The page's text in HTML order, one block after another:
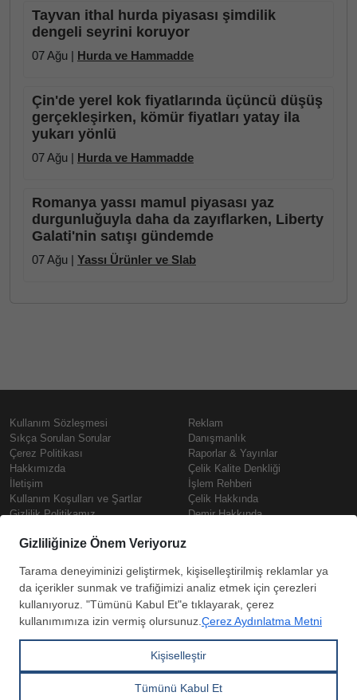
Tayvan ithal hurda piyasası şimdilik
dengeli seyrini koruyor
07 Ağu | Hurda ve Hammadde
Çin'de yerel kok fiyatlarında üçüncü düşüş
gerçekleşirken, kömür fiyatları yatay ila
yukarı yönlü
07 Ağu | Hurda ve Hammadde
Romanya yassı mamul piyasası yaz
durgunluğuyla daha da zayıflarken, Liberty
Galati'nin satışı gündemde
07 Ağu | Yassı Ürünler ve Slab
Kullanım Sözleşmesi
Sıkça Sorulan Sorular
Çerez Politikası
Hakkımızda
İletişim
Kullanım Koşulları ve Şartlar
Gizlilik Politikamız
Prime
Reklam
Danışmanlık
Raporlar & Yayınlar
Çelik Kalite Denkliği
İşlem Rehberi
Çelik Hakkında
Demir Hakkında
Çelik Fiyatları
Demir Fiyatları
Güncel Hurda Fiyatları
Kutu Profil Fiyatları
Copyright © SteelOrbis Elektronik
Tüm hakları saklıdır